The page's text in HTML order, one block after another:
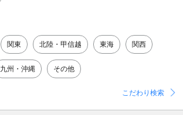
関東 北陸・甲信越 東海 関西
九州・沖縄 その他
こだわり検索